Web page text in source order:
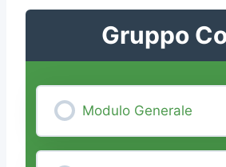
Gruppo
Modulo Generale
0% COMPLETE 0/0